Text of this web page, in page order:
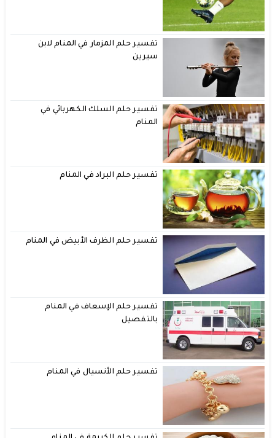
تفسير حلم المزمار في المنام لابن
سيرين
تفسير حلم السلك الكهربائي في
المنام
تفسير حلم البراد في المنام
تفسير حلم الظرف الأبيض في المنام
تفسير حلم الإسعاف في المنام
بالتفصيل
تفسير حلم الأنسيال في المنام